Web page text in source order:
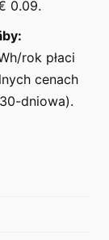
0.09.
rok płaci
cenach
dniowa).